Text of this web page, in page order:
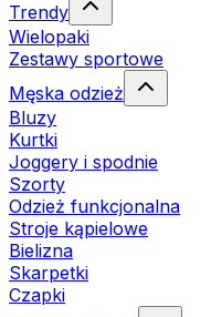
Trendy
Wielopaki
Zestawy sportowe
Męska odzież
Bluzy
Kurtki
Joggery i spodnie
Szorty
Odzież funkcjonalna
Stroje kąpielowe
Bielizna
Skarpetki
Czapki